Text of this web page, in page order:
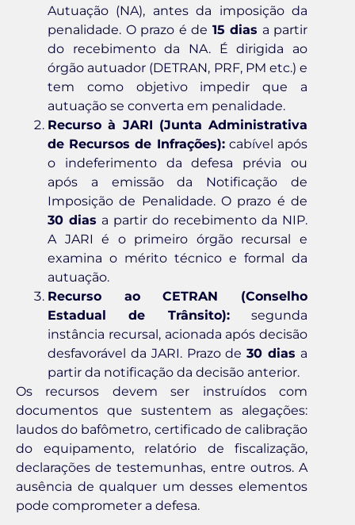
Autuação (NA), antes da imposição da
penalidade. O prazo é de 15 dias a partir
do recebimento da NA. É dirigida ao
órgão autuador (DETRAN, PRF, PM etc.) e
tem como objetivo impedir que a
autuação se converta em penalidade.
Recurso à JARI (Junta Administrativa
de Recursos de Infrações):cabível após
o indeferimento da defesa prévia ou
após a emissão da Notificação de
Imposição de Penalidade. O prazo é de
30 dias a partir do recebimento da NIP.
A JARI é o primeiro órgão recursal e
examina o mérito técnico e formal da
autuação.
Recurso ao CETRAN (Conselho
Estadual de Trânsito):segunda
instância recursal, acionada após decisão
desfavorável da JARI. Prazo de30 dias a
partir da notificação da decisão anterior.
Os recursos devem ser instruídos com
documentos que sustentem as alegações:
laudos do bafômetro, certificado de calibração
do equipamento, relatório de fiscalização,
declarações de testemunhas, entre outros. A
ausência de qualquer um desses elementos
pode comprometer a defesa.